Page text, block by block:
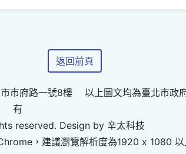
返回前頁
市府路一號8樓 以上圖文均為臺北市政
有
reserved. Design by 辛太科技
，建議瀏覽解析度為1920 x 1080 以